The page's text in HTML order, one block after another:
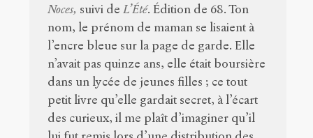
Noces, suivi deL’Été. Édition de 68. Ton
nom, le prénom de maman se lisaient à
l’encre bleue sur la page de garde. Elle
n’avait pas quinze ans, elle était boursière
dans un lycée de jeunes filles ; ce tout
petit livre qu’elle gardait secret, à l’écart
des curieux, il me plaît d’imaginer qu’il